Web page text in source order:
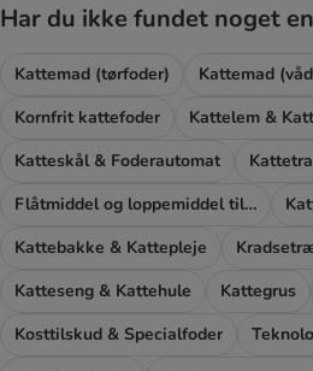
Har du ikke fundet noget
Kattemad (tørfoder) Kattemad
Kornfrit kattefoder
Kattelem &
Katteskål & Foderautomat
Flåtmiddel og loppemiddel til katte
Kattebakke & Kattepleje
Katteseng & Kattehule
Kattegrus
Kosttilskud & Specialfoder